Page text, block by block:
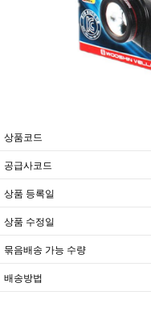
상품코드
공급사코드
상품 등록일
상품 수정일
묶음배송 가능 수량
배송방법